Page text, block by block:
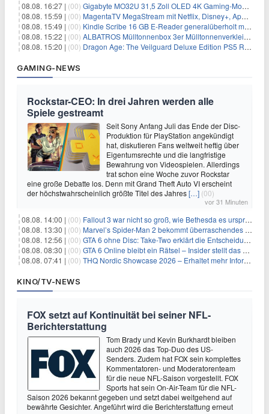
08.08. 16:27 | (00) Gigabyte MO32U 31,5 Zoll OLED 4K Gaming-Monitor für 549€
08.08. 15:59 | (00) MagentaTV MegaStream mit Netflix, Disney+, Apple TV+ & RTL+ für 30€/Monat (effektiv 20,83€/Monat)
08.08. 15:49 | (00) Kindle Scribe 16 GB E-Reader generalüberholt mit Eingabestift für 197,99€
08.08. 15:22 | (00) ALBATROS Mülltonnenbox 3er Mülltonnenverkleidung aus Metall für 577,15€
08.08. 15:20 | (00) Dragon Age: The Veilguard Deluxe Edition PS5 Rollenspiel für 13,76€
GAMING-NEWS
Rockstar-CEO: In drei Jahren werden alle
Spiele gestreamt
Seit Sony Anfang Juli das Ende der Disc-
Produktion für PlayStation angekündigt
hat, diskutieren Fans weltweit heftig über
Eigentumsrechte und die langfristige
Bewahrung von Videospielen. Allerdings
trat schon eine Woche zuvor Rockstar
eine große Debatte los. Denn mit Grand Theft Auto VI erscheint
der höchstwahrscheinlich größte Titel des Jahres[…] (00)
vor 31 Minuten
08.08. 14:00 | (00) Fallout 3 war nicht so groß, wie Bethesda es ursprünglich wollte
08.08. 13:30 | (00) Marvel’s Spider-Man 2 bekommt überraschendes PS5-Update mit gewünschter Komfortfunktion
08.08. 12:56 | (00) GTA 6 ohne Disc: Take-Two erklärt die Entscheidung für Download-Codes
08.08. 08:30 | (00) GTA 6 Online bleibt ein Rätsel – Insider stellt das neue Gerücht klar
08.08. 07:41 | (00) THQ Nordic Showcase 2026 – Erhaltet mehr Informationen
KINO/TV-NEWS
FOX setzt auf Kontinuität bei seiner NFL-
Berichterstattung
Tom Brady und Kevin Burkhardt bleiben
auch 2026 das Top-Duo des US-
Senders. Zudem hat FOX sein komplettes
Kommentatoren- und Moderatorenteam
für die neue NFL-Saison vorgestellt. FOX
Sports hat sein On-Air-Team für die NFL-
Saison 2026 bekannt gegeben und setzt dabei weitgehend auf
bewährte Gesichter. Angeführt wird die Berichterstattung erneut